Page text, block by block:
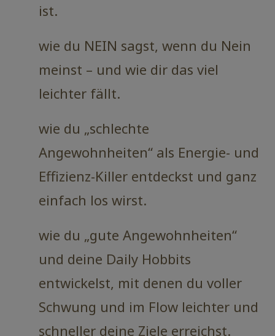
ist.
wie du NEIN sagst, wenn du Nein
meinst – und wie dir das viel
leichter fällt.
wie du „schlechte
Angewohnheiten“ als Energie- und
Effizienz-Killer entdeckst und ganz
einfach los wirst.
wie du „gute Angewohnheiten“
und deine Daily Hobbits
entwickelst, mit denen du voller
Schwung und im Flow leichter und
schneller deine Ziele erreichst.